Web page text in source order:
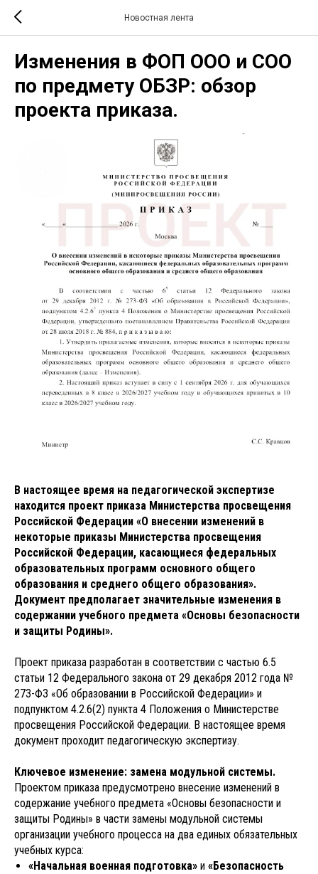
Новостная лента
Изменения в ФОП ООО и СОО
по предмету ОБЗР: обзор
проекта приказа.
В настоящее время на педагогической экспертизе
находится проект приказа Министерства просвещения
Российской Федерации «О внесении изменений в
некоторые приказы Министерства просвещения
Российской Федерации, касающиеся федеральных
образовательных программ основного общего
образования и среднего общего образования».
Документ предполагает значительные изменения в
содержании учебного предмета «Основы безопасности
и защиты Родины».
Проект приказа разработан в соответствии с частью 6.5
статьи 12 Федерального закона от 29 декабря 2012 года №
273-ФЗ «Об образовании в Российской Федерации» и
подпунктом 4.2.6(2) пункта 4 Положения о Министерстве
просвещения Российской Федерации. В настоящее время
документ проходит педагогическую экспертизу.
Ключевое изменение: замена модульной системы.
Проектом приказа предусмотрено внесение изменений в
содержание учебного предмета «Основы безопасности и
защиты Родины» в части замены модульной системы
организации учебного процесса на два единых обязательных
учебных курса:
«Начальная военная подготовка» и «Безопасность